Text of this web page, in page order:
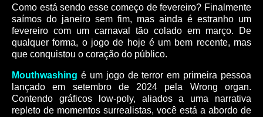
Como está sendo esse começo de fevereiro? Finalmente
saímos do janeiro sem fim, mas ainda é estranho um
fevereiro com um carnaval tão colado em março. De
qualquer forma, o jogo de hoje é um bem recente, mas
que conquistou o coração do público.
Mouthwashing é um jogo de terror em primeira pessoa
lançado em setembro de 2024 pela Wrong organ.
Contendo gráficos low-poly, aliados a uma narrativa
repleto de momentos surrealistas, você está a abordo de